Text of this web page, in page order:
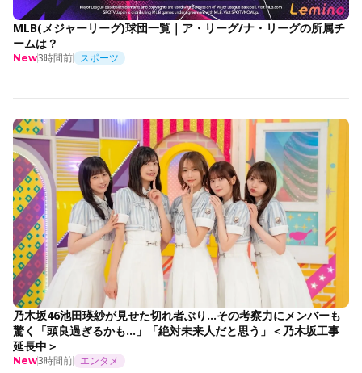
MLB(メジャーリーグ)球団一覧｜ア・リーグ/ナ・リーグの所属チ
ームは？
New3時間前 スポーツ
乃木坂46池田瑛紗が見せた切れ者ぶり…その考察力にメンバーも
驚く「頭良過ぎるかも…」「絶対未来人だと思う」＜乃木坂工事
延長中＞
New3時間前 エンタメ